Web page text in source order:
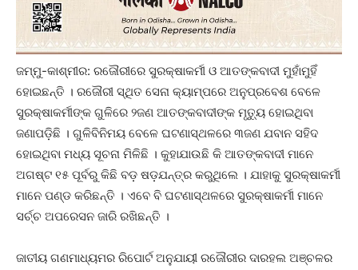
ଜମ୍ମୁ-କାଶ୍ମୀର: ରଜୌରୀରେ ସୁରକ୍ଷାକର୍ମୀ ଓ ଆତଙ୍କବାଦୀ ମୁହାଁମୁହିଁ
ହୋଇଛନ୍ତି । ରଜୌରୀ ସ୍ଥିତ ସେନା କ୍ୟାମ୍ପରେ ଅନୁପ୍ରବେଶ ବେଳେ
ସୁରକ୍ଷାକର୍ମୀଙ୍କ ଗୁଳିରେ ୨ଜଣ ଆତଙ୍କବାଦୀଙ୍କ ମୃତ୍ୟୁ ହୋଇଥିବା
ଜଣାପଡ଼ିଛି । ଗୁଳିବିନିମୟ ବେଳେ ଘଟଣାସ୍ଥଳରେ ୩ଜଣ ଯବାନ ସହିଦ
ହୋଇଥିବା ମଧ୍ୟ ସୂଚନା ମିଳିଛି । କୁହାଯାଉଛି କି ଆତଙ୍କବାଦୀ ମାନେ
ଅଗଷ୍ଟ ୧୫ ପୂର୍ବରୁ କିଛି ବଡ଼ ଷଡ଼ଯନ୍ତ୍ର କରୁଥିଲେ । ଯାହାକୁ ସୁରକ୍ଷାକର୍ମୀ
ମାନେ ପଣ୍ଡ କରିଛନ୍ତି । ଏବେ ବି ଘଟଣାସ୍ଥଳରେ ସୁରକ୍ଷାକର୍ମୀ ମାନେ
ସର୍ଚ୍ଚ ଅପରେସନ ଜାରି ରଖିଛନ୍ତି ।
ଜାତୀୟ ଗଣମାଧ୍ୟମର ରିପୋର୍ଟ ଅନୁଯାୟୀ ରଜୌରୀର ଦାରହଲ ଅଞ୍ଚଳର